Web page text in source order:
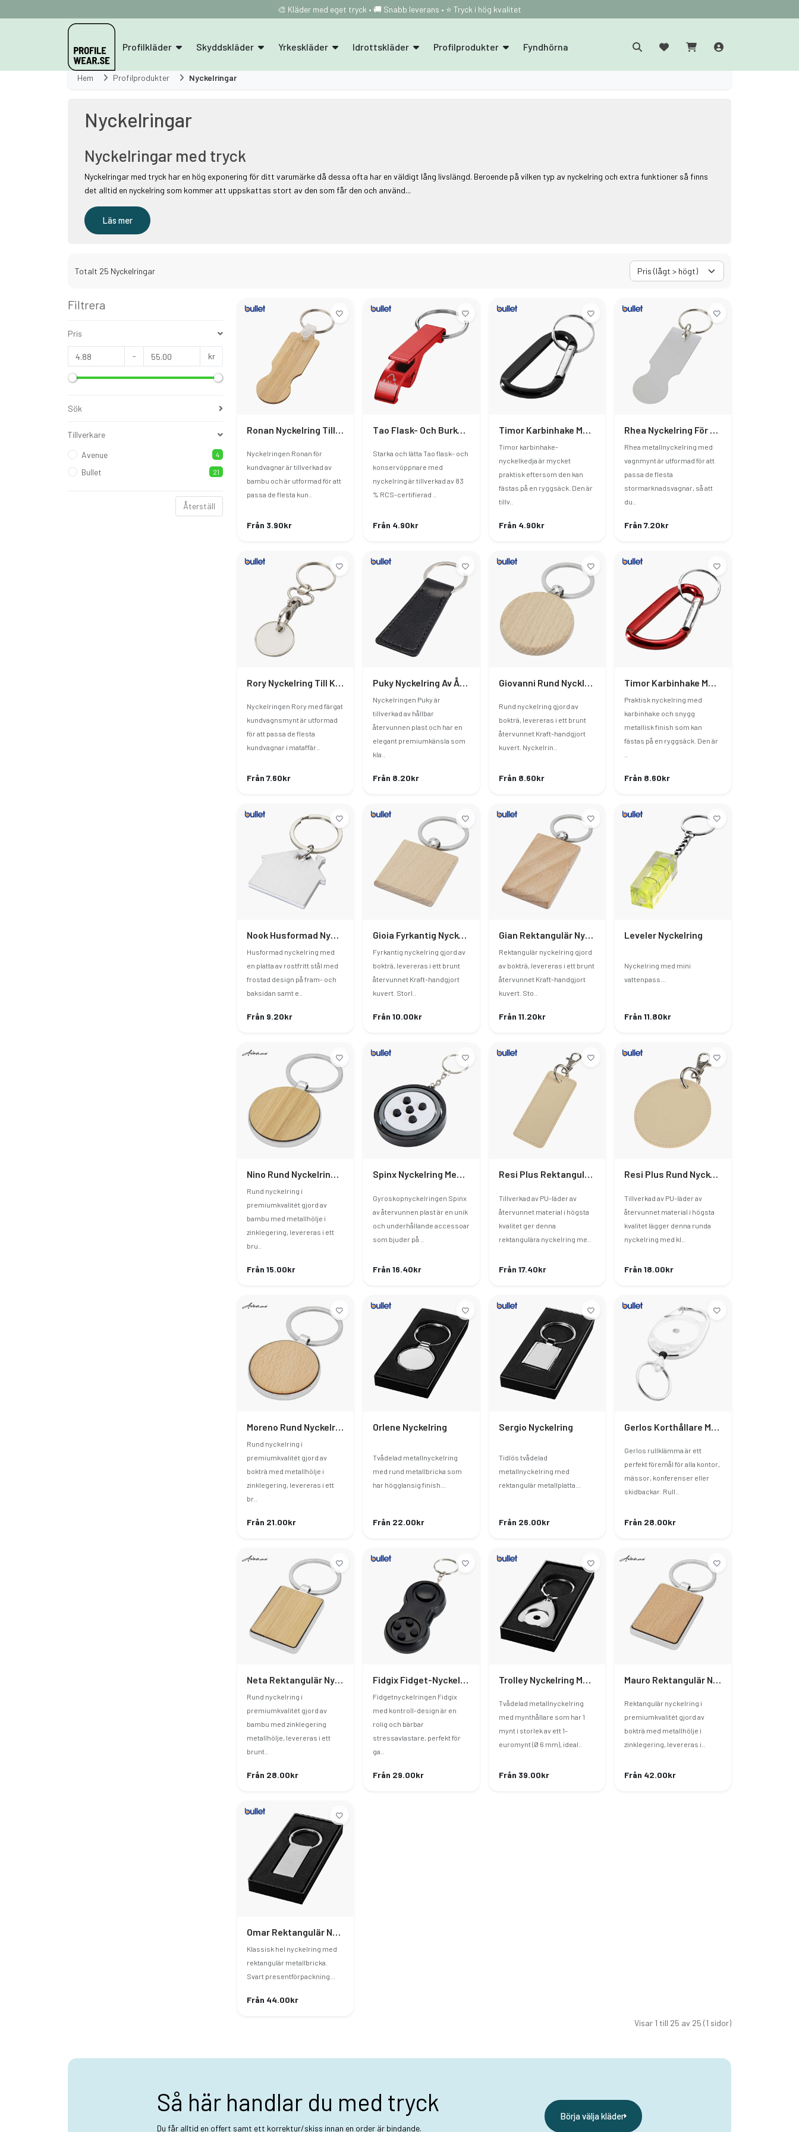
🎨 Kläder med eget tryck • 🚚 Snabb leverans • ⭐ Tryck i hög kvalitet
Profilkläder Skyddskläder Yrkeskläder Idrottskläder Profilprodukter Fyndhörna
Hem Profilprodukter Nyckelringar
Nyckelringar
Nyckelringar med tryck
Nyckelringar med tryck har en hög exponering för ditt varumärke då dessa ofta har en väldigt lång livslängd. Beroende på vilken typ av nyckelring och extra funktioner så finns
det alltid en nyckelring som kommer att uppskattas stort av den som får den och använd...
Läs mer
Totalt 25 Nyckelringar
Filtrera
Pris
- kr
Sök
Tillverkare
Avenue
4
Bullet 21
Återställ
Nyckelringen Ronan för
kundvagnar är tillverkad av
bambu och är utformad för att
passa de flesta kun..
Från 3.90kr
Tao Flask- Och Burköppnare Med Nyckelring Av RCS-Återvunnen Aluminium
Starka och lätta Tao flask- och
konservöppnare med
nyckelring är tillverkad av 83
% RCS-certifierad ..
Från 4.90kr
Timor karbinhake-
nyckelkedja är mycket
praktisk eftersom den kan
fästas på en ryggsäck. Den är
tillv..
Från 4.90kr
Rhea metallnyckelring med
vagnmynt är utformad för att
passa de flesta
stormarknadsvagnar, så att
du..
Från 7.20kr
Nyckelringen Rory med färgat
kundvagnsmynt är utformad
för att passa de flesta
kundvagnar i mataffär..
Från 7.60kr
Nyckelringen Puky är
tillverkad av hållbar
återvunnen plast och har en
elegant premiumkänsla som
kla..
Från 8.20kr
Rund nyckelring gjord av
bokträ, levereras i ett brunt
återvunnet Kraft-handgjort
kuvert. Nyckelrin..
Från 8.60kr
Praktisk nyckelring med
karbinhake och snygg
metallisk finish som kan
fästas på en ryggsäck. Den är
Från 8.60kr
Nook Husformad Nyckelring
Husformad nyckelring med
en platta av rostfritt stål med
frostad design på fram- och
baksidan samt e..
Från 9.20kr
Gioia Fyrkantig Nyckelring Bokträ
Fyrkantig nyckelring gjord av
bokträ, levereras i ett brunt
återvunnet Kraft-handgjort
kuvert. Storl..
Från 10.00kr
Gian Rektangulär Nyckelring Bokträ
Rektangulär nyckelring gjord
av bokträ, levereras i ett brunt
återvunnet Kraft-handgjort
kuvert. Sto..
Från 11.20kr
Leveler Nyckelring
Nyckelring med mini
vattenpass...
Från 11.80kr
Nino Rund Nyckelring Bambu
Rund nyckelring i
premiumkvalitét gjord av
bambu med metallhölje i
zinklegering, levereras i ett
bru..
Från 15.00kr
Spinx Nyckelring Med Gyroskopisk Fidget Av Återvunnen Plast
Gyroskopnyckelringen Spinx
av återvunnen plast är en unik
och underhållande accessoar
som bjuder på ..
Från 16.40kr
Resi Plus Rektangulär Nyckelring GRS-Återvunnen
Tillverkad av PU-läder av
återvunnet material i högsta
kvalitet ger denna
rektangulära nyckelring me..
Från 17.40kr
Resi Plus Rund Nyckelring GRS-Återvunnen
Tillverkad av PU-läder av
återvunnet material i högsta
kvalitet lägger denna runda
nyckelring med kl..
Från 18.00kr
Rund nyckelring i
premiumkvalitét gjord av
bokträ med metallhölje i
zinklegering, levereras i ett
br..
Från 21.00kr
Orlene Nyckelring
Tvådelad metallnyckelring
med rund metallbricka som
har högglansig finish...
Från 22.00kr
Sergio Nyckelring
Tidlös tvådelad
metallnyckelring med
rektangulär metallplatta...
Från 26.00kr
Gerlos rullklämma är ett
perfekt föremål för alla kontor,
mässor, konferenser eller
skidbackar. Rull..
Från 28.00kr
Rund nyckelring i
premiumkvalitét gjord av
bambu med zinklegering
metallhölje, levereras i ett
brunt..
Från 28.00kr
Fidgetnyckelringen Fidgix
med kontroll-design är en
rolig och bärbar
stressavlastare, perfekt för
ga..
Från 29.00kr
Tvådelad metallnyckelring
med mynthållare som har 1
mynt i storlek av ett 1-
euromynt (Ø 6 mm), ideal..
Från 39.00kr
Rektangulär nyckelring i
premiumkvalitét gjord av
bokträ med metallhölje i
zinklegering, levereras i..
Från 42.00kr
Omar Rektangulär Nyckelring
Klassisk hel nyckelring med
rektangulär metallbricka.
Svart presentförpackning...
Från 44.00kr
Visar 1 till 25 av 25 (1 sidor)
Så här handlar du med tryck
Du får alltid en offert samt ett korrektur/skiss innan en order är bindande.
Börja välja kläder